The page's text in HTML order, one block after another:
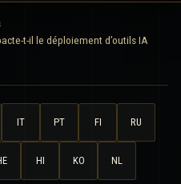
t-il le déploiement d’outils IA
IT PT FI RU
HI KO NL